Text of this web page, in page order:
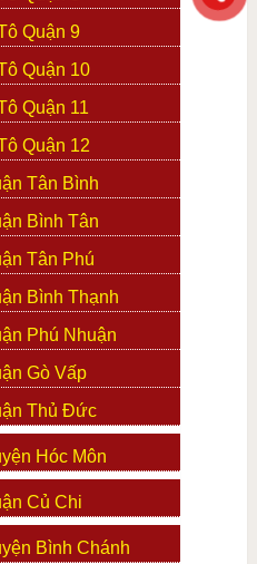
Quận 9
Quận 10
Quận 11
Quận 12
Tân Bình
Bình Tân
Tân Phú
Bình Thạnh
Phú Nhuận
Gò Vấp
Thủ Đức
Hóc Môn
Củ Chi
Bình Chánh